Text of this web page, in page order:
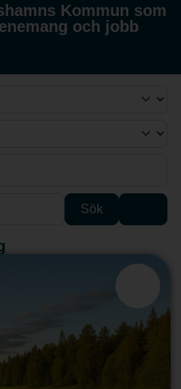
Kommun som
och jobb
SökSök